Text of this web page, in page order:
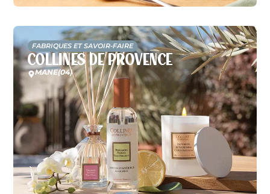
FABRIQUES ET SAVOIR-FAIRE
Collines de Provence
MANE(04)